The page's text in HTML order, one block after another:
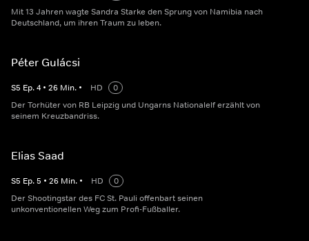
Mit 13 Jahren wagte Sandra Starke den Sprung von Namibia nach
Deutschland, um ihren Traum zu leben.
Péter Gulácsi
S5 Ep.4 • 26 Min. • HD
0
Der Torhüter von RB Leipzig und Ungarns Nationalelf erzählt von
seinem Kreuzbandriss.
Elias Saad
S5 Ep.5 • 26 Min. • HD
0
Der Shootingstar des FC St. Pauli offenbart seinen
unkonventionellen Weg zum Profi-Fußballer.